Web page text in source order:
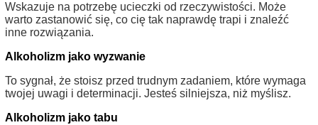
Wskazuje na potrzebę ucieczki od rzeczywistości. Może
warto zastanowić się, co cię tak naprawdę trapi i znaleźć
inne rozwiązania.
Alkoholizm jako wyzwanie
To sygnał, że stoisz przed trudnym zadaniem, które wymaga
twojej uwagi i determinacji. Jesteś silniejsza, niż myślisz.
Alkoholizm jako tabu